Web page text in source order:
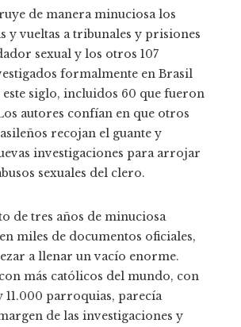
de manera minuciosa los
y vueltas a tribunales y prisiones
sexual y los otros 107
formalmente en Brasil
este siglo, incluidos 60 que fueron
autores confían en que otros
recojan el guante y
investigaciones para arrojar
sexuales del clero.
de tres años de minuciosa
miles de documentos oficiales,
a llenar un vacío enorme.
más católicos del mundo, con
11.000 parroquias, parecía
de las investigaciones y